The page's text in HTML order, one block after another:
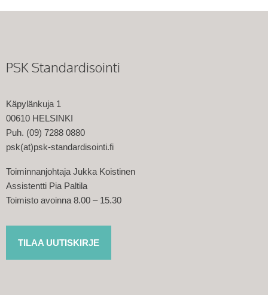
PSK Standardisointi
Käpylänkuja 1
00610 HELSINKI
Puh. (09) 7288 0880
psk(at)psk-standardisointi.fi
Toiminnanjohtaja Jukka Koistinen
Assistentti Pia Paltila
Toimisto avoinna 8.00 – 15.30
TILAA UUTISKIRJE